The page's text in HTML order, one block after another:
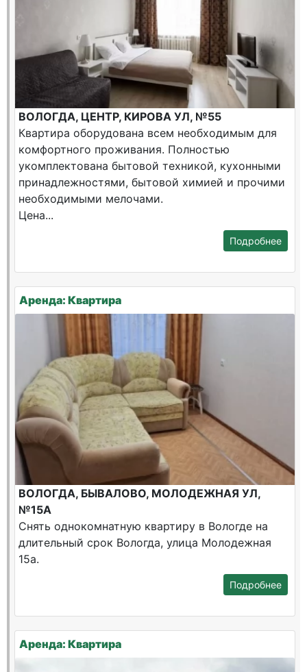
ВОЛОГДА, ЦЕНТР, КИРОВА УЛ, №55
Квартира оборудована всем необходимым для
комфортного проживания. Полностью
укомплектована бытовой техникой, кухонными
принадлежностями, бытовой химией и прочими
необходимыми мелочами.
Цена...
Подробнее
Аренда: Квартира
ВОЛОГДА, БЫВАЛОВО, МОЛОДЕЖНАЯ УЛ,
№15А
Снять однокомнатную квартиру в Вологде на
длительный срок Вологда, улица Молодежная
15а.
Подробнее
Аренда: Квартира